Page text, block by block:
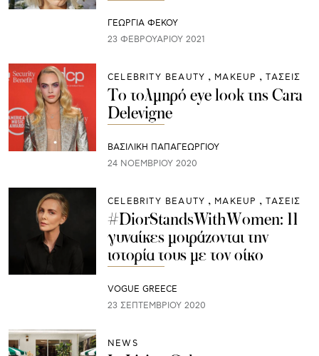
ΓΕΩΡΓΙΑ ΦΕΚΟΥ
23 ΦΕΒΡΟΥΑΡΊΟΥ 2021
CELEBRITY BEAUTY ΜAKEUP ΤΑΣΕΙΣ
Το τολμηρό eye look της Cara
Delevigne
ΒΑΣΙΛΙΚΗ ΠΑΠΑΓΕΩΡΓΙΟΥ
24 ΝΟΕΜΒΡΊΟΥ 2020
CELEBRITY BEAUTY ΜAKEUP ΤΑΣΕΙΣ
#DiorStandsWithWomen: 11
γυναίκες μοιράζονται την
ιστορία τους με τον οίκο
VOGUE GREECE
23 ΣΕΠΤΕΜΒΡΊΟΥ 2020
NEWS